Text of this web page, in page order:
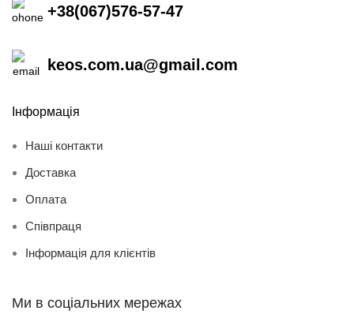
+38(067)576-57-47
keos.com.ua@gmail.com
Інформація
Наші контакти
Доставка
Оплата
Співпраця
Інформація для клієнтів
Ми в соціальних мережах